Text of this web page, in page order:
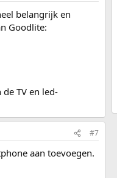
belangrijk en
Goodlite:
TV en led-
#7
aan toevoegen.